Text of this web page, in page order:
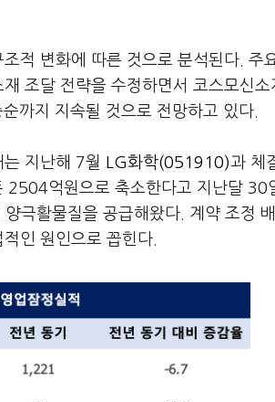
적 변화에 따른 것으로 분석된다. 주
조달 전략을 수정하면서 코스모신소
까지 지속될 것으로 전망하고 있다.
지난해 7월 LG화학(051910)과 체
억원으로 축소한다고 지난달 30
극활물질을 공급해왔다. 계약 조정
인 원인으로 꼽힌다.